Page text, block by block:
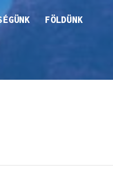
FÖLDÜNK